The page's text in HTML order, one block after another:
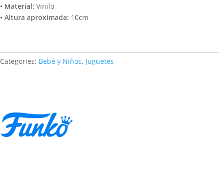
• Material: Vinilo
• Altura aproximada: 10cm
Categories: Bebé y Niños, Juguetes